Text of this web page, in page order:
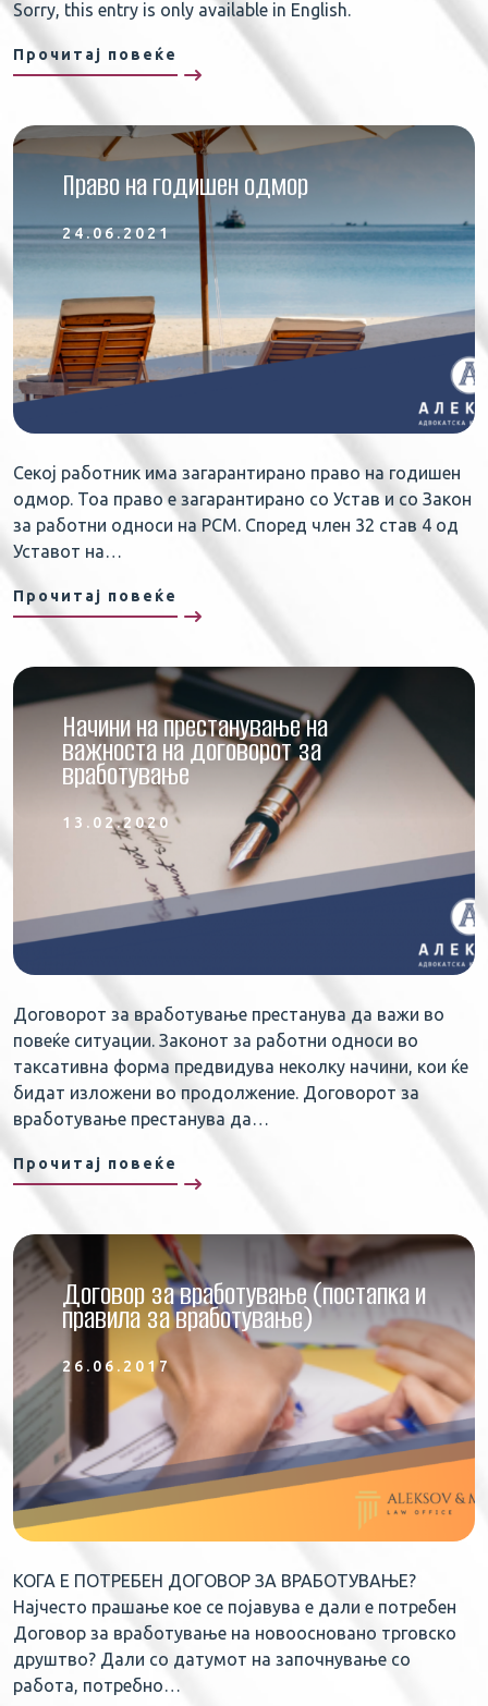
Sorry, this entry is only available in English.
Прочитај повеќе
Право на годишен одмор
24.06.2021
Секој работник има загарантирано право на годишен
одмор. Тоа право е загарантирано со Устав и со Закон
за работни односи на РСМ. Според член 32 став 4 од
Уставот на…
Прочитај повеќе
Начини на престанување на
важноста на договорот за
вработување
13.02.2020
Договорот за вработување престанува да важи во
повеќе ситуации. Законот за работни односи во
таксативна форма предвидува неколку начини, кои ќе
бидат изложени во продолжение. Договорот за
вработување престанува да…
Прочитај повеќе
Договор за вработување (постапка и
правила за вработување)
26.06.2017
КОГА Е ПОТРЕБЕН ДОГОВОР ЗА ВРАБОТУВАЊЕ?
Најчесто прашање кое се појавува е дали е потребен
Договор за вработување на новоосновано трговско
друштво? Дали со датумот на започнување со
работа, потребно…